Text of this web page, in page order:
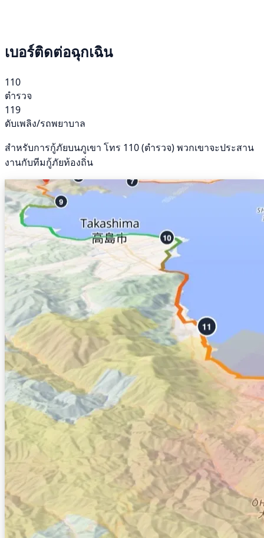
เบอร์ติดต่อฉุกเฉิน
110
ตำรวจ
119
ดับเพลิง/รถพยาบาล
สำหรับการกู้ภัยบนภูเขา โทร 110 (ตำรวจ) พวกเขาจะประสาน
งานกับทีมกู้ภัยท้องถิ่น